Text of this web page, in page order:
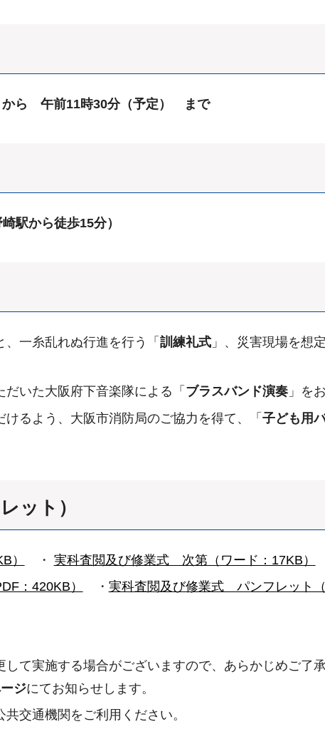
ら 午前11時30分（予定） まで
駅から徒歩15分）
一糸乱れぬ行進を行う「 訓練礼式」、災害現場を想
いた大阪府下音楽隊による「 ブラスバンド演奏」を
るよう、大阪市消防局のご協力を得て、「 子ども用
ット）
） ・ 実科査閲及び修業式 次第（ワード：17KB）
：420KB）
・ 実科査閲及び修業式 パンフレット（
て実施する場合がございますので、あらかじめご了承
ジにてお知らせします。
交通機関をご利用ください。